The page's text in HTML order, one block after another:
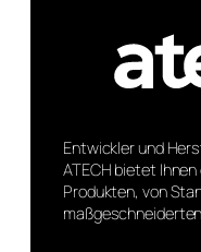
Entwickler und
ATECH bietet
Produkten, von